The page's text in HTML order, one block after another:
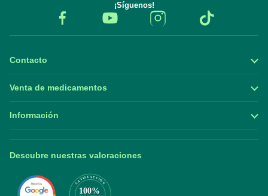
¡Síguenos!
Contacto
Venta de medicamentos
Información
Descubre nuestras valoraciones